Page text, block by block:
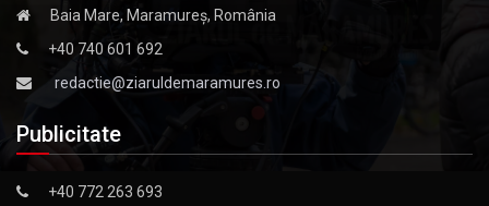
Baia Mare, Maramureș, România
+40 740 601 692
redactie@ziaruldemaramures.ro
Publicitate
+40 772 263 693